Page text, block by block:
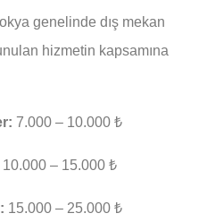
genelinde dış mekan
hizmetin kapsamına
7.000 – 10.000 ₺
10.000 – 15.000 ₺
15.000 – 25.000 ₺